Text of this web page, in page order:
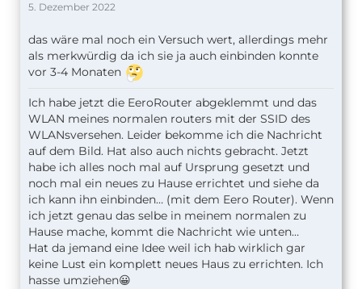
5. Dezember 2022
das wäre mal noch ein Versuch wert, allerdings mehr
als merkwürdig da ich sie ja auch einbinden konnte
vor 3-4 Monaten
Ich habe jetzt die EeroRouter abgeklemmt und das
WLAN meines normalen routers mit der SSID des
WLANsversehen. Leider bekomme ich die Nachricht
auf dem Bild. Hat also auch nichts gebracht. Jetzt
habe ich alles noch mal auf Ursprung gesetzt und
noch mal ein neues zu Hause errichtet und siehe da
ich kann ihn einbinden… (mit dem Eero Router). Wenn
ich jetzt genau das selbe in meinem normalen zu
Hause mache, kommt die Nachricht wie unten…
Hat da jemand eine Idee weil ich hab wirklich gar
keine Lust ein komplett neues Haus zu errichten. Ich
hasse umziehen😀